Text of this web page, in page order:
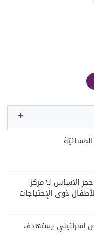
الاساس لـ"مركز
ذوي الإحتياجات
إسرائيلي يستهدف